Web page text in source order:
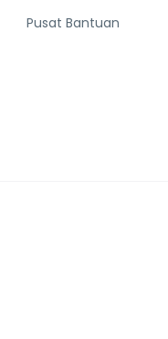
Pusat Bantuan